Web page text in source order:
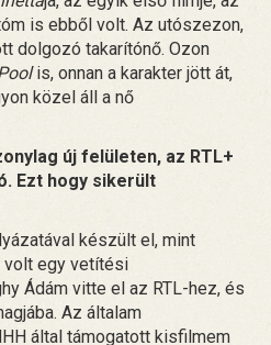
is ebből volt. Az utószezon,
dolgozó takarítónő. Ozon
is, onnan a karakter jött át,
közel áll a nő
új felületen, az RTL+
Ezt hogy sikerült
készült el, mint
volt egy vetítési
Ádám vitte el az RTL-hez, és
Az általam
által támogatott kisfilmem